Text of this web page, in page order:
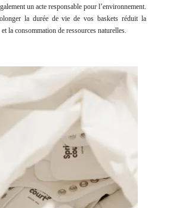
un acte responsable pour l’environnement.
la durée de vie de vos baskets réduit la
la consommation de ressources naturelles.